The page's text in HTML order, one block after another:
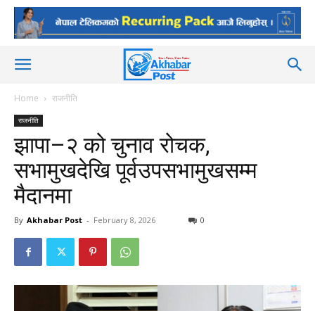
Home राजनीति
राजनीति
झापा–२ को चुनाव रोचक,
सभामुखदेखि पूर्वउपसभामुखसम्म
मैदानमा
By Akhabar Post - February 8, 2026 0